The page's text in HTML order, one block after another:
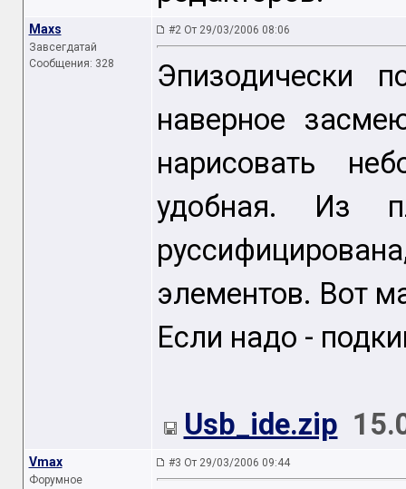
Maxs
Завсегдатай
Сообщения: 328
#2 От 29/03/2006 08:06
Эпизодически
наверное
нарисовать
удобная. Из
элементов. Вот
Если надо -
Usb_ide.zip
Vmax
Форумное
#3 От 29/03/2006 09:44